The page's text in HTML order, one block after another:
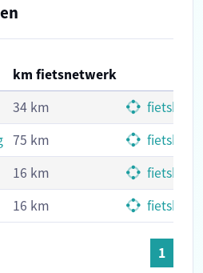
km fietsnetwerk
34 km
75 km
16 km
16 km
1